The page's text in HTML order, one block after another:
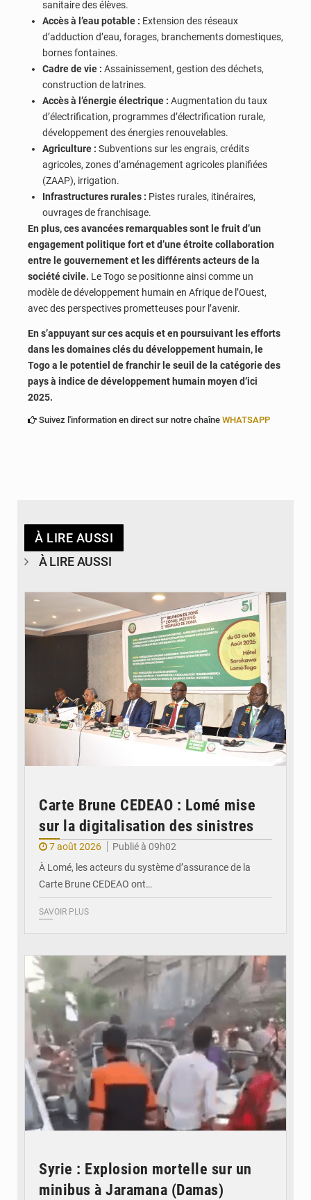
sanitaire des élèves.
Accès à l’eau potable : Extension des réseaux
d’adduction d’eau, forages, branchements domestiques,
bornes fontaines.
Cadre de vie : Assainissement, gestion des déchets,
construction de latrines.
Accès à l’énergie électrique : Augmentation du taux
d’électrification, programmes d’électrification rurale,
développement des énergies renouvelables.
Agriculture : Subventions sur les engrais, crédits
agricoles, zones d’aménagement agricoles planifiées
(ZAAP), irrigation.
Infrastructures rurales : Pistes rurales, itinéraires,
ouvrages de franchisage.
En plus, ces avancées remarquables sont le fruit d’un
engagement politique fort et d’une étroite collaboration
entre le gouvernement et les différents acteurs de la
société civile. Le Togo se positionne ainsi comme un
modèle de développement humain en Afrique de l’Ouest,
avec des perspectives prometteuses pour l’avenir.
En s’appuyant sur ces acquis et en poursuivant les efforts
dans les domaines clés du développement humain, le
Togo a le potentiel de franchir le seuil de la catégorie des
pays à indice de développement humain moyen d’ici
2025.
Suivez l'information en direct sur notre chaîne WHATSAPP
À LIRE AUSSI
À LIRE AUSSI
Carte Brune CEDEAO : Lomé mise
sur la digitalisation des sinistres
7 août 2026
Publié à 09h02
À Lomé, les acteurs du système d’assurance de la
Carte Brune CEDEAO ont…
SAVOIR PLUS
Syrie : Explosion mortelle sur un
minibus à Jaramana (Damas)